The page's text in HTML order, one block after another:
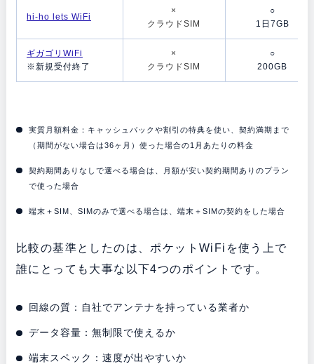
hi-ho lets WiFi
×
クラウドSIM
○
1日7GB
ギガゴリWiFi
※新規受付終了
×
クラウドSIM
○
200GB
実質月額料金：キャッシュバックや割引の特典を使い、契約満期まで
（期間がない場合は36ヶ月）使った場合の1月あたりの料金
契約期間ありなしで選べる場合は、月額が安い契約期間ありのプラン
で使った場合
端末＋SIM、SIMのみで選べる場合は、端末＋SIMの契約をした場合
比較の基準としたのは、ポケットWiFiを使う上で
誰にとっても大事な以下4つのポイントです。
回線の質：自社でアンテナを持っている業者か
データ容量：無制限で使えるか
端末スペック：速度が出やすいか